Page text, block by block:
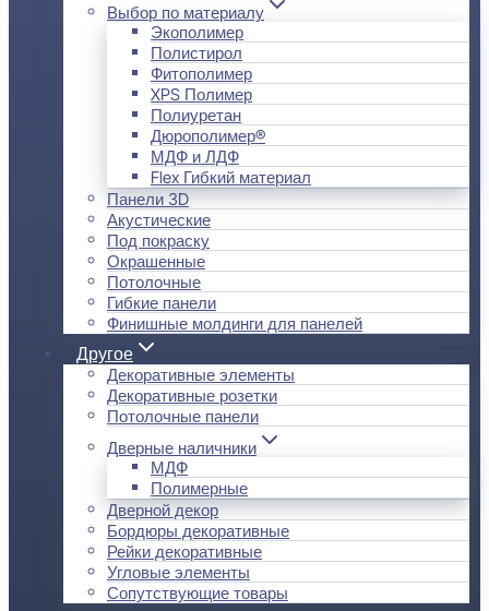
Выбор по материалу
Экополимер
Полистирол
Фитополимер
XPS Полимер
Полиуретан
Дюрополимер®
МДФ и ЛДФ
Flex Гибкий материал
Панели 3D
Акустические
Под покраску
Окрашенные
Потолочные
Гибкие панели
Финишные молдинги для панелей
Другое
Декоративные элементы
Декоративные розетки
Потолочные панели
Дверные наличники
МДФ
Полимерные
Дверной декор
Бордюры декоративные
Рейки декоративные
Угловые элементы
Сопутствующие товары